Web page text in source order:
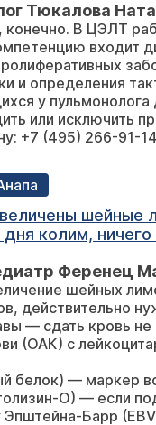
Тюкалова
конечно. В ЦЭЛТ
входит
и определения
у
или исключить
+7 (495) 266-91-
дня колим,
Ференец
шейных
действительно
— сдать кровь
(ОАК) с
белок) — маркер
О) — если
Эпштейна-Барр